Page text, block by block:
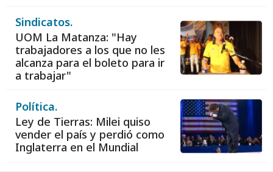
Sindicatos.
UOM La Matanza: "Hay
trabajadores a los que no les
alcanza para el boleto para ir
a trabajar"
Política.
Ley de Tierras: Milei quiso
vender el país y perdió como
Inglaterra en el Mundial